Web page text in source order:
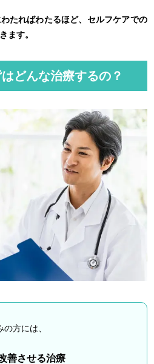
たればわたるほど、セルフケアでの
ます。
どんな治療するの？
方には、
善させる治療